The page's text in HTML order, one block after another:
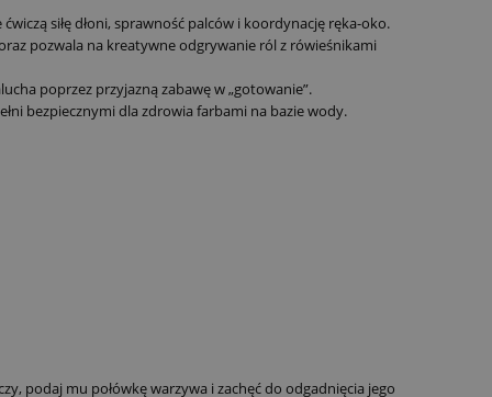
siłę dłoni, sprawność palców i koordynację ręka-oko.
pozwala na kreatywne odgrywanie ról z rówieśnikami
poprzez przyjazną zabawę w „gotowanie”.
bezpiecznymi dla zdrowia farbami na bazie wody.
podaj mu połówkę warzywa i zachęć do odgadnięcia jego